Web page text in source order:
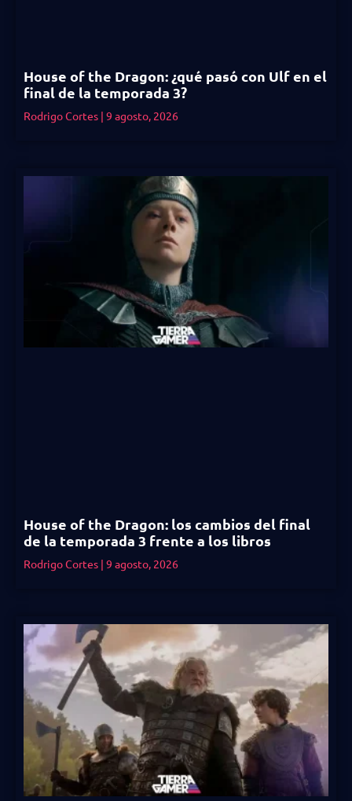
House of the Dragon: ¿qué pasó con Ulf en el
final de la temporada 3?
Rodrigo Cortes 9 agosto, 2026
House of the Dragon: los cambios del final
de la temporada 3 frente a los libros
Rodrigo Cortes 9 agosto, 2026